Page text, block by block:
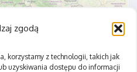
zgodą
korzystamy z technologii, takich jak
uzyskiwania dostępu do informacji